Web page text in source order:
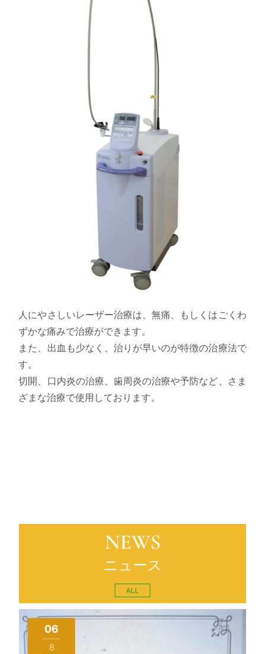
人にやさしいレーザー治療は、無痛、もしくはごくわ
ずかな痛みで治療ができます。
また、出血も少なく、治りが早いのが特徴の治療法で
す。
切開、口内炎の治療、歯周炎の治療や予防など、さま
ざまな治療で使用しております。
NEWS
ニュース
ALL
06
8